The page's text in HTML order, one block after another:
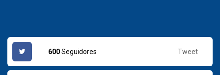
600Seguidores Tweet